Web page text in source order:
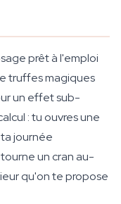
prêt à l'emploi
truffes magiques
un effet sub-
: tu ouvres une
journée
un cran au-
qu'on te propose